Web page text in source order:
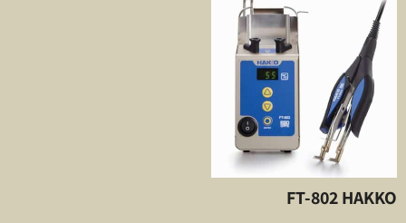
FT-802 HAKKO